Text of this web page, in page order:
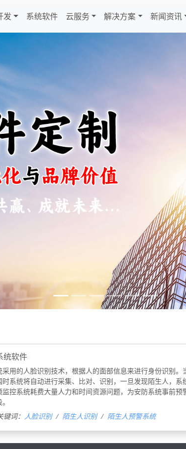
发 系统软件 云服务 解决方案 新闻资讯
统软件
用的人脸识别技术，根据人的面部信息来进行身份识别。
系统将自动进行采集、比对、识别，一旦发现陌生人，系
控系统耗费大量人力和时间资源问题，为安防系统事前预
键词： 人脸识别 陌生人识别 陌生人预警系统